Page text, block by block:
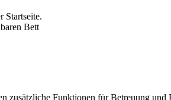
Startseite.
zusätzliche Funktionen für Betreuung